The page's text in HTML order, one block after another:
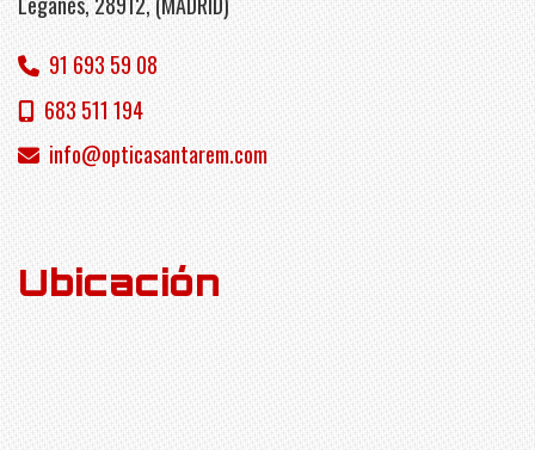
91 693 59 08
683 511 194
info
opticasantarem.com
Ubicación